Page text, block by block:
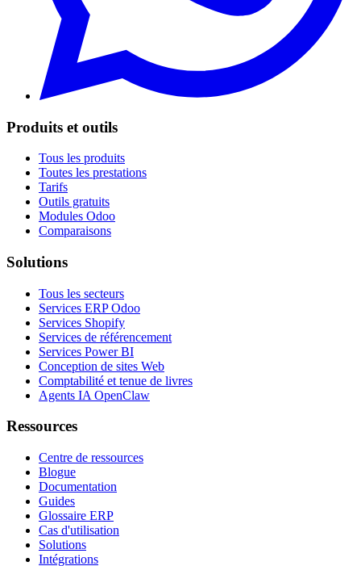
Produits et outils
Tous les produits
Toutes les prestations
Tarifs
Outils gratuits
Modules Odoo
Comparaisons
Solutions
Tous les secteurs
Services ERP Odoo
Services Shopify
Services de référencement
Services Power BI
Conception de sites Web
Comptabilité et tenue de livres
Agents IA OpenClaw
Ressources
Centre de ressources
Blogue
Documentation
Guides
Glossaire ERP
Cas d'utilisation
Solutions
Intégrations